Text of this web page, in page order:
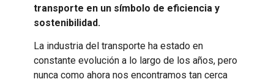
transporte en un símbolo de eficiencia y
sostenibilidad.
La industria del transporte ha estado en
constante evolución a lo largo de los años, pero
nunca como ahora nos encontramos tan cerca